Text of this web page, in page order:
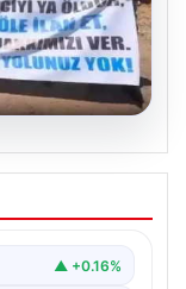
sözler
▲ +0.16%